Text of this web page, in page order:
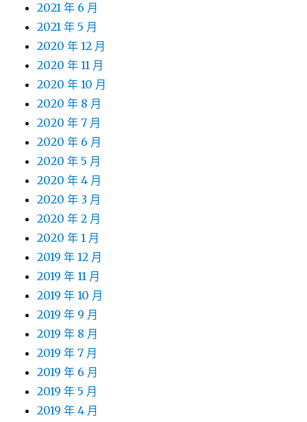
2021 年 6 月
2021 年 5 月
2020 年 12 月
2020 年 11 月
2020 年 10 月
2020 年 8 月
2020 年 7 月
2020 年 6 月
2020 年 5 月
2020 年 4 月
2020 年 3 月
2020 年 2 月
2020 年 1 月
2019 年 12 月
2019 年 11 月
2019 年 10 月
2019 年 9 月
2019 年 8 月
2019 年 7 月
2019 年 6 月
2019 年 5 月
2019 年 4 月